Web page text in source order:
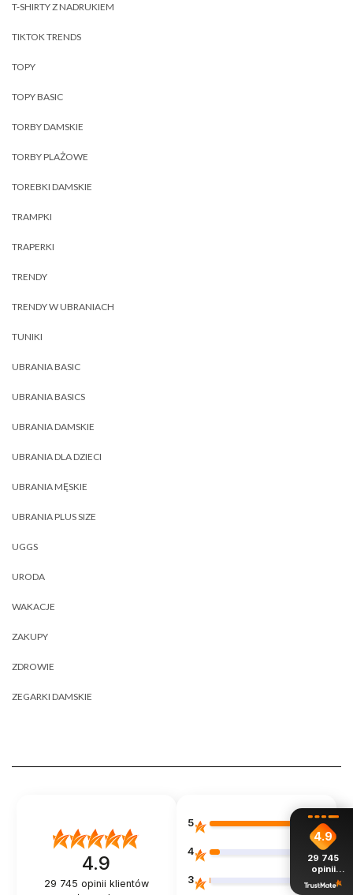
T-SHIRTY Z NADRUKIEM
TIKTOK TRENDS
TOPY
TOPY BASIC
TORBY DAMSKIE
TORBY PLAŻOWE
TOREBKI DAMSKIE
TRAMPKI
TRAPERKI
TRENDY
TRENDY W UBRANIACH
TUNIKI
UBRANIA BASIC
UBRANIA BASICS
UBRANIA DAMSKIE
UBRANIA DLA DZIECI
UBRANIA MĘSKIE
UBRANIA PLUS SIZE
UGGS
URODA
WAKACJE
ZAKUPY
ZDROWIE
ZEGARKI DAMSKIE
4.9
29 745 opinii klientów
5 88%
4 11%
3
4.9
29 745
opinii
z całego
okresu